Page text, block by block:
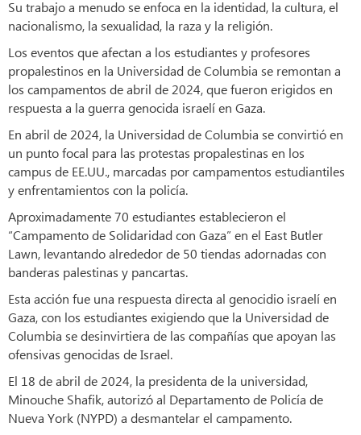
Su trabajo a menudo se enfoca en la identidad, la cultura, el
nacionalismo, la sexualidad, la raza y la religión.
Los eventos que afectan a los estudiantes y profesores
propalestinos en la Universidad de Columbia se remontan a
los campamentos de abril de 2024, que fueron erigidos en
respuesta a la guerra genocida israelí en Gaza.
En abril de 2024, la Universidad de Columbia se convirtió en
un punto focal para las protestas propalestinas en los
campus de EE.UU., marcadas por campamentos estudiantiles
y enfrentamientos con la policía.
Aproximadamente 70 estudiantes establecieron el
“Campamento de Solidaridad con Gaza” en el East Butler
Lawn, levantando alrededor de 50 tiendas adornadas con
banderas palestinas y pancartas.
Esta acción fue una respuesta directa al genocidio israelí en
Gaza, con los estudiantes exigiendo que la Universidad de
Columbia se desinvirtiera de las compañías que apoyan las
ofensivas genocidas de Israel.
El 18 de abril de 2024, la presidenta de la universidad,
Minouche Shafik, autorizó al Departamento de Policía de
Nueva York (NYPD) a desmantelar el campamento.